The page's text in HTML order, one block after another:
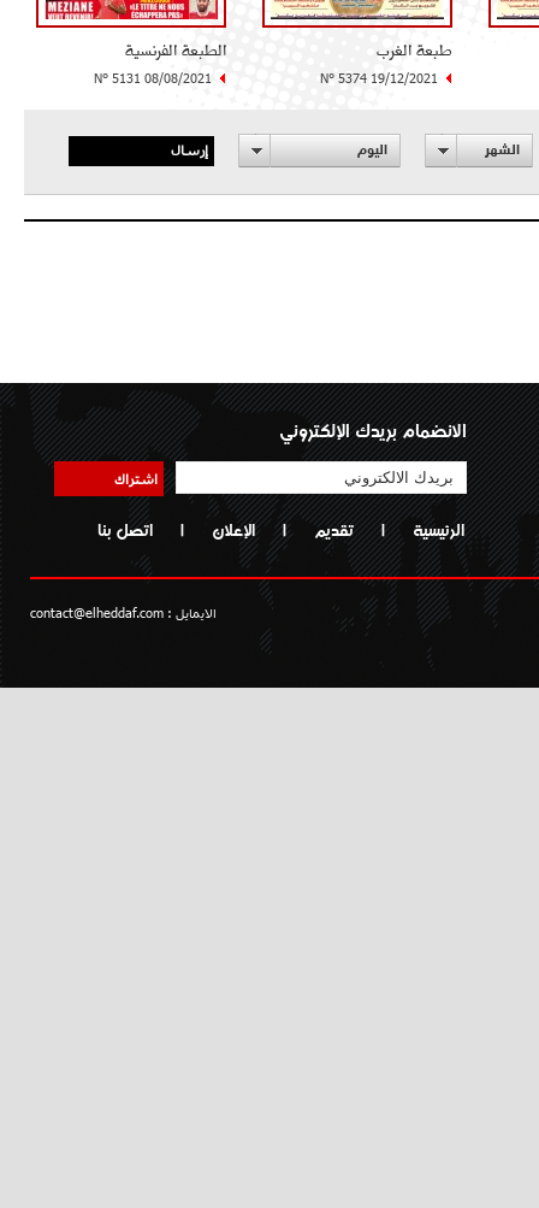
طبعة الغرب
N° 5374 19/12/2021
الطبعة الفرنسية
N° 5131 08/08/2021
الشهر اليوم إرسال
الانضمام بريدك الإلكتروني
اشتراك
الرئيسية | تقديم | الإعلان | اتصل بنا
الايمايل : contact@elheddaf.com